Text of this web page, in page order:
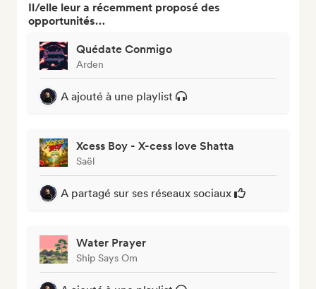
Il/elle leur a récemment proposé des
opportunités…
Quédate Conmigo
Arden
A ajouté à une playlist
Xcess Boy - X-cess love Shatta
Saël
A partagé sur ses réseaux sociaux
Water Prayer
Ship Says Om